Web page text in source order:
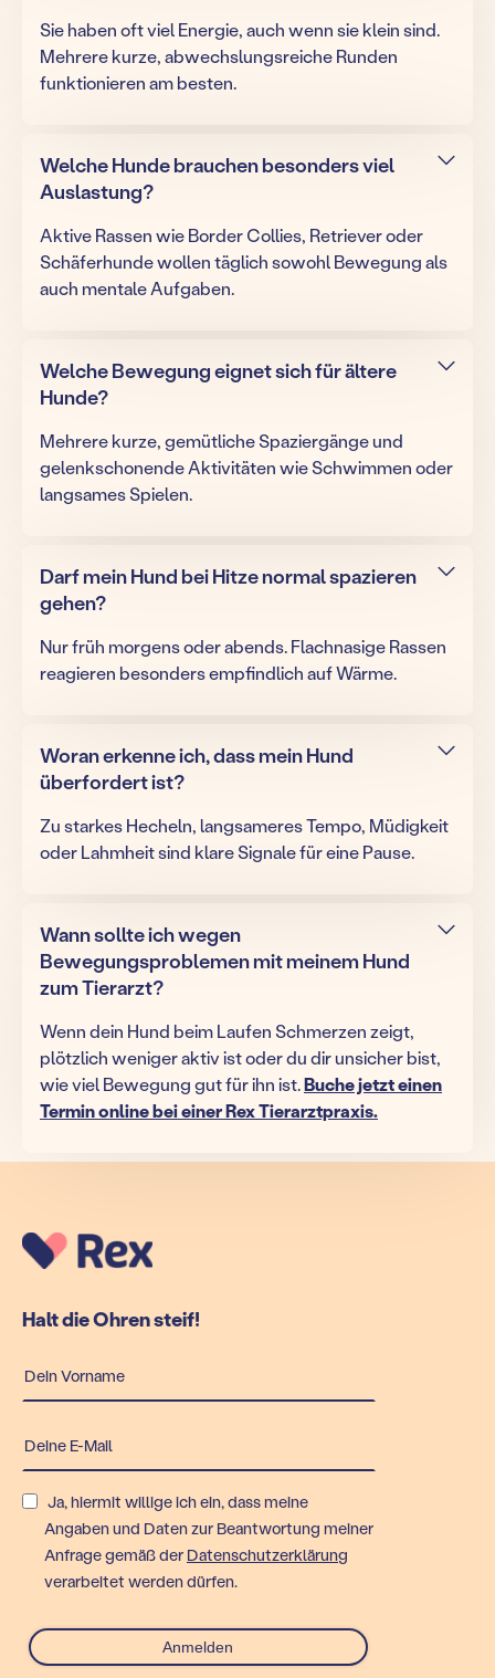
Sie haben oft viel Energie, auch wenn sie klein sind.
Mehrere kurze, abwechslungsreiche Runden
funktionieren am besten.
Welche Hunde brauchen besonders viel
Auslastung?
Aktive Rassen wie Border Collies, Retriever oder
Schäferhunde wollen täglich sowohl Bewegung als
auch mentale Aufgaben.
Welche Bewegung eignet sich für ältere
Hunde?
Mehrere kurze, gemütliche Spaziergänge und
gelenkschonende Aktivitäten wie Schwimmen oder
langsames Spielen.
Darf mein Hund bei Hitze normal spazieren
gehen?
Nur früh morgens oder abends. Flachnasige Rassen
reagieren besonders empfindlich auf Wärme.
Woran erkenne ich, dass mein Hund
überfordert ist?
Zu starkes Hecheln, langsameres Tempo, Müdigkeit
oder Lahmheit sind klare Signale für eine Pause.
Wann sollte ich wegen
Bewegungsproblemen mit meinem Hund
zum Tierarzt?
Wenn dein Hund beim Laufen Schmerzen zeigt,
plötzlich weniger aktiv ist oder du dir unsicher bist,
wie viel Bewegung gut für ihn ist.Buche jetzt einen
Termin online bei einer Rex Tierarztpraxis.
Halt die Ohren steif!
Ja, hiermit willige ich ein, dass meine
Angaben und Daten zur Beantwortung meiner
Anfrage gemäß der Datenschutzerklärung
verarbeitet werden dürfen.